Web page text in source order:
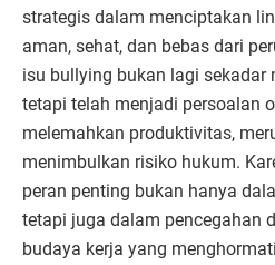
strategis dalam menciptakan
aman, sehat, dan bebas dari
isu bullying bukan lagi sekadar
tetapi telah menjadi persoalan
melemahkan produktivitas,
menimbulkan risiko hukum.
peran penting bukan hanya
tetapi juga dalam pencegahan
budaya kerja yang